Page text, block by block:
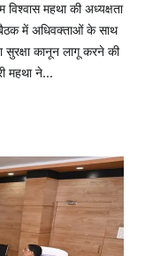
महथा की अध्यक्षता
में अधिवक्ताओं के साथ
सुरक्षा कानून लागू करने की
महथा ने…